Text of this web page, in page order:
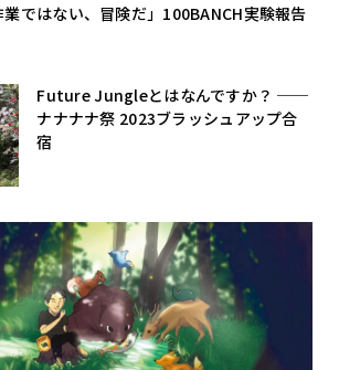
業ではない、冒険だ」100BANCH実験報告
Future Jungleとはなんですか？ ──
ナナナナ祭 2023ブラッシュアップ合
宿